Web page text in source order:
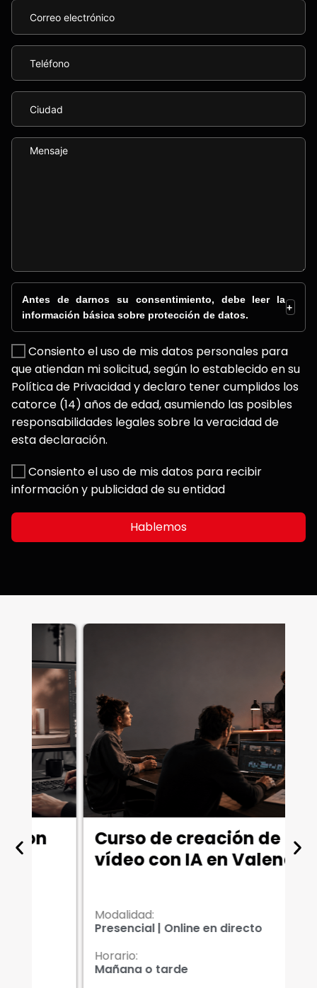
Antes de darnos su consentimiento, debe leer la
información básica sobre protección de datos.
+
Consiento el uso de mis datos personales para
que atiendan mi solicitud, según lo establecido en su
Política de Privacidad y declaro tener cumplidos los
catorce (14) años de edad, asumiendo las posibles
responsabilidades legales sobre la veracidad de
esta declaración.
Consiento el uso de mis datos para recibir
información y publicidad de su entidad
Hablemos
Curso de creación de
vídeo con IA en Valencia
Modalidad:
Presencial | Online en directo
Mañana o tarde